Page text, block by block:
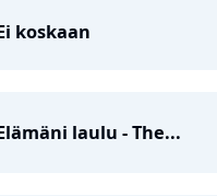
koskaan
laulu - The...